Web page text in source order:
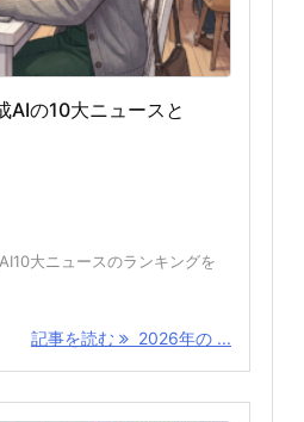
AIの10大ニュースと
大ニュースのランキングを
記事を読む 2026年の ...